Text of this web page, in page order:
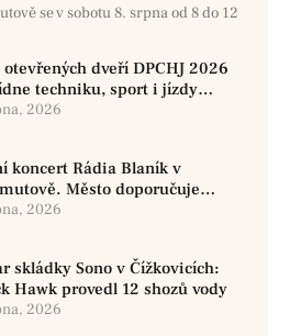
se v sobotu 8. srpna od 8 do 12
otevřených dveří DPCHJ 2026
techniku, sport i jízdy
vozy
2026
koncert Rádia Blaník v
Město doporučuje
MHD
2026
skládky Sono v Čížkovicích:
Hawk provedl 12 shozů vody
2026